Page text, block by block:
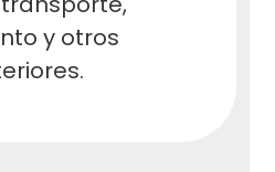
y otros